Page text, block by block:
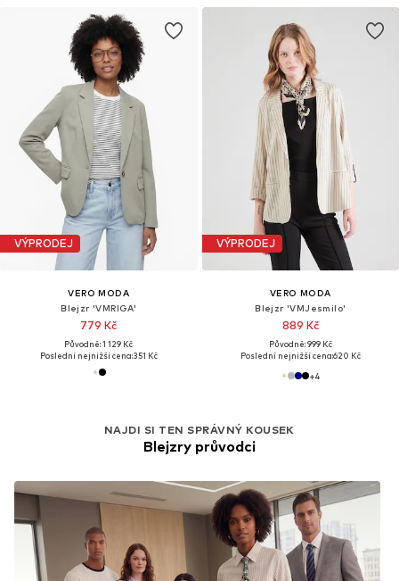
VÝPRODEJ
VERO MODA
Blejzr 'VMRIGA'
779 Kč
Původně: 1 129 Kč
Poslední nejnižší cena:351 Kč
VÝPRODEJ
VERO MODA
Blejzr 'VMJesmilo'
889 Kč
Původně: 999 Kč
Poslední nejnižší cena:620 Kč
+4
NAJDI SI TEN SPRÁVNÝ KOUSEK
Blejzry průvodci